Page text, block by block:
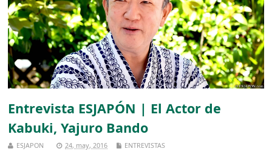
Entrevista ESJAPÓN | El Actor de
Kabuki, Yajuro Bando
ESJAPON 24, may, 2016 ENTREVISTAS